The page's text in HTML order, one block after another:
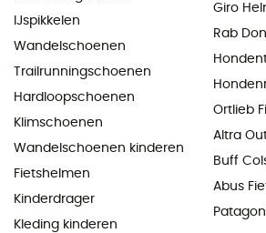
IJspikkelen
Wandelschoenen
Trailrunningschoenen
Hardloopschoenen
Klimschoenen
Wandelschoenen kinderen
Fietshelmen
Kinderdrager
Kleding kinderen
Giro
Rab
Ortlieb
Altra
Buff
Abus